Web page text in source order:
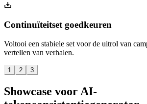
Continuïteitset goedkeuren
Voltooi een stabiele set voor de uitrol van
vertellen van verhalen.
1 2 3
Showcase voor AI-